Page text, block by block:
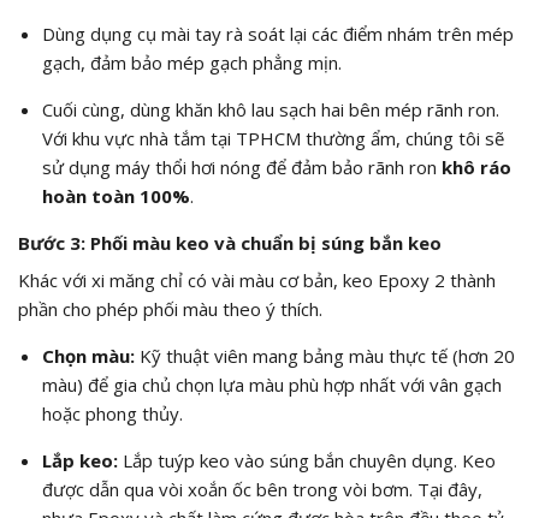
Dùng dụng cụ mài tay rà soát lại các điểm nhám trên mép
gạch, đảm bảo mép gạch phẳng mịn.
Cuối cùng, dùng khăn khô lau sạch hai bên mép rãnh ron.
Với khu vực nhà tắm tại TPHCM thường ẩm, chúng tôi sẽ
sử dụng máy thổi hơi nóng để đảm bảo rãnh ron khô ráo
hoàn toàn 100%.
Bước 3: Phối màu keo và chuẩn bị súng bắn keo
Khác với xi măng chỉ có vài màu cơ bản, keo Epoxy 2 thành
phần cho phép phối màu theo ý thích.
Chọn màu:Kỹ thuật viên mang bảng màu thực tế (hơn 20
màu) để gia chủ chọn lựa màu phù hợp nhất với vân gạch
hoặc phong thủy.
Lắp keo:Lắp tuýp keo vào súng bắn chuyên dụng. Keo
được dẫn qua vòi xoắn ốc bên trong vòi bơm. Tại đây,